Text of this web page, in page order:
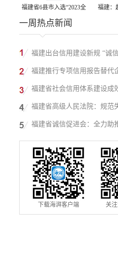
福建省6县市入选“2023全
国县域发展潜力百强县”
福建：
一周热点新闻
福建出台信用建设新规 “诚
治化新阶段
福建推行专项信用报告替代
明改革成效显著
福建省社会信用体系建设成
统赋能实体经济
福建省高级人民法院：规范
信用修复机制
福建省诚信促进会：全力助
用条例》落地见效
下载海湃客户端 关